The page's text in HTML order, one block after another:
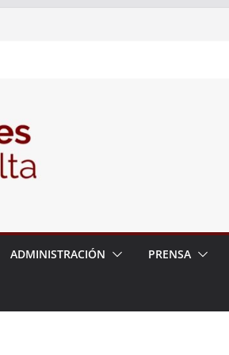
ADMINISTRACIÓN PRENSA